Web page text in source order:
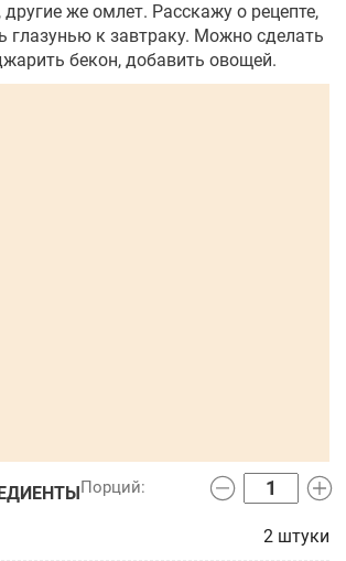
же омлет. Расскажу о рецепте,
глазунью к завтраку. Можно сделать
бекон, добавить овощей.
2 штуки